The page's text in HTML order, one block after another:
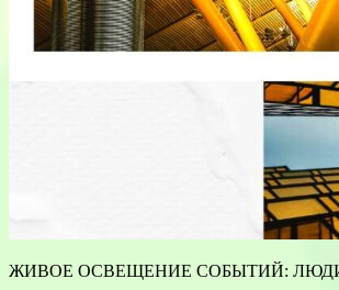
ЖИВОЕ ОСВЕЩЕНИЕ СОБЫТИЙ: